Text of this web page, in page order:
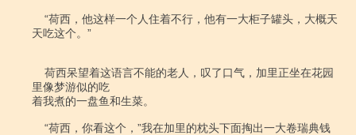
天吃这个。”
里像梦游似的吃
着我煮的一盘鱼和生菜。